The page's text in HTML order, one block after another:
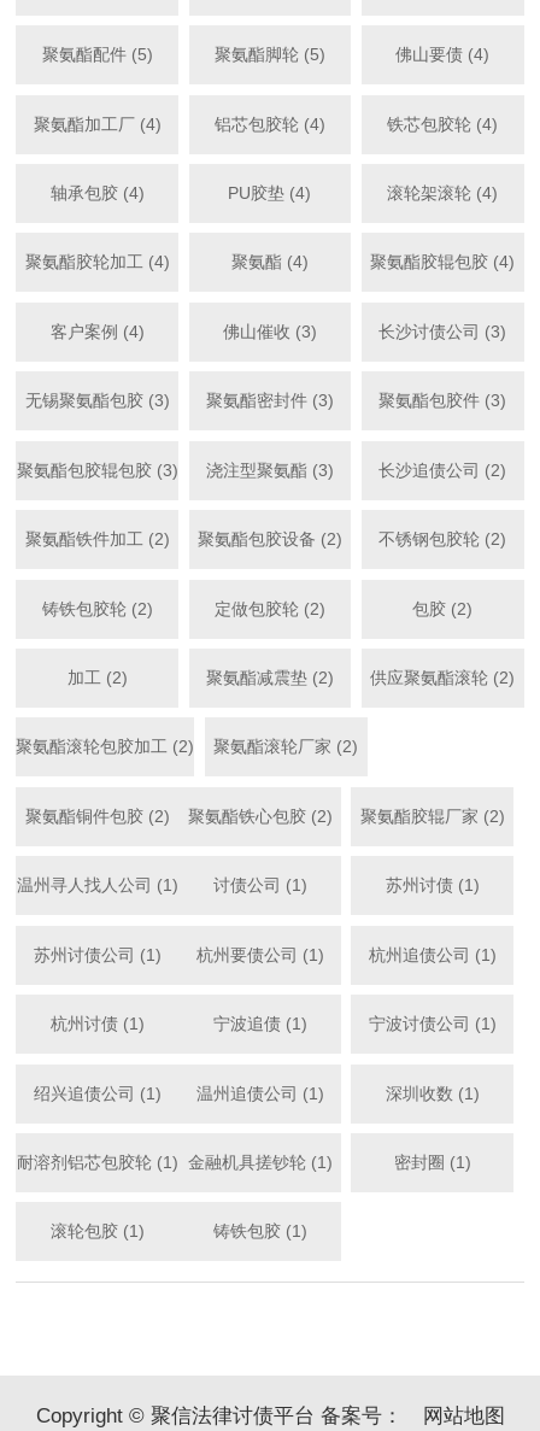
聚氨酯配件 (5) 聚氨酯脚轮 (5) 佛山要债 (4)
聚氨酯加工厂 (4) 铝芯包胶轮 (4) 铁芯包胶轮 (4)
轴承包胶 (4) PU胶垫 (4) 滚轮架滚轮 (4)
聚氨酯胶轮加工 (4) 聚氨酯 (4) 聚氨酯胶辊包胶 (4)
客户案例 (4) 佛山催收 (3) 长沙讨债公司 (3)
无锡聚氨酯包胶 (3) 聚氨酯密封件 (3) 聚氨酯包胶件 (3)
聚氨酯包胶辊包胶 (3) 浇注型聚氨酯 (3) 长沙追债公司 (2)
聚氨酯铁件加工 (2) 聚氨酯包胶设备 (2) 不锈钢包胶轮 (2)
铸铁包胶轮 (2) 定做包胶轮 (2) 包胶 (2)
加工 (2) 聚氨酯减震垫 (2) 供应聚氨酯滚轮 (2)
聚氨酯滚轮包胶加工 (2) 聚氨酯滚轮厂家 (2)
聚氨酯铜件包胶 (2) 聚氨酯铁心包胶 (2) 聚氨酯胶辊厂家 (2)
温州寻人找人公司 (1) 讨债公司 (1) 苏州讨债 (1)
苏州讨债公司 (1) 杭州要债公司 (1) 杭州追债公司 (1)
杭州讨债 (1) 宁波追债 (1) 宁波讨债公司 (1)
绍兴追债公司 (1) 温州追债公司 (1) 深圳收数 (1)
耐溶剂铝芯包胶轮 (1) 金融机具搓钞轮 (1) 密封圈 (1)
滚轮包胶 (1) 铸铁包胶 (1)
Copyright © 聚信法律讨债平台 备案号： 网站地图